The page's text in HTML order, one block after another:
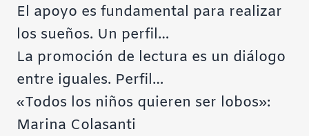
El apoyo es fundamental para realizar
los sueños. Un perfil…
La promoción de lectura es un diálogo
entre iguales. Perfil…
«Todos los niños quieren ser lobos»:
Marina Colasanti